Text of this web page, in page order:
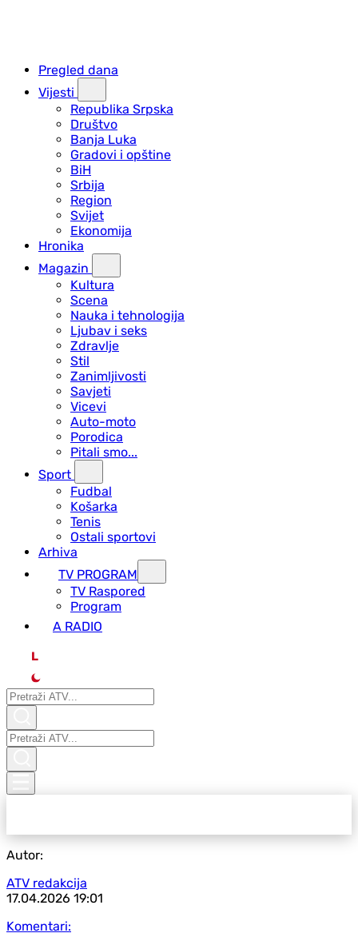
Pregled dana
Vijesti
Republika Srpska
Društvo
Banja Luka
Gradovi i opštine
BiH
Srbija
Region
Svijet
Ekonomija
Hronika
Magazin
Kultura
Scena
Nauka i tehnologija
Ljubav i seks
Zdravlje
Stil
Zanimljivosti
Savjeti
Vicevi
Auto-moto
Porodica
Pitali smo...
Sport
Fudbal
Košarka
Tenis
Ostali sportovi
Arhiva
TV PROGRAM
ТV Raspored
Program
A RADIO
L
Autor:
ATV redakcija
17.04.2026 19:01
Komentari: